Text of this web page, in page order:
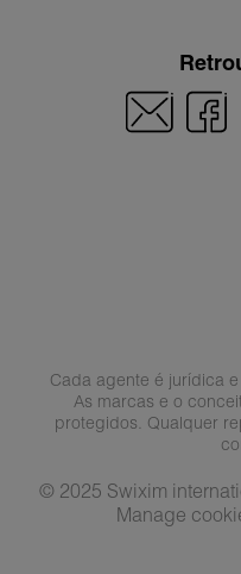
Cada agente é jurídica
As marcas e o
protegidos. Qualquer
© 2025 Swixim
Manage